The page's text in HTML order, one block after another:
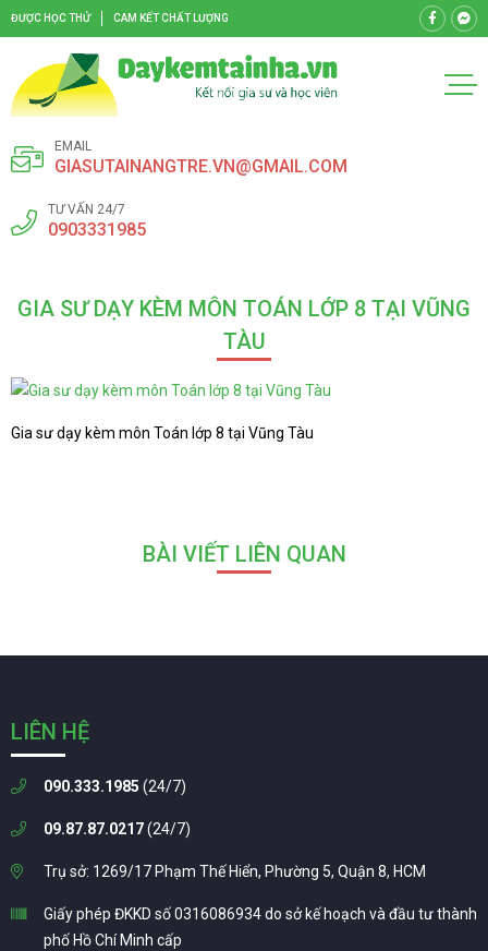
ĐƯỢC HỌC THỬ CAM KẾT CHẤT LƯỢNG
EMAIL
GIASUTAINANGTRE.VN@GMAIL.COM
TƯ VẤN 24/7
0903331985
GIA SƯ DẠY KÈM MÔN TOÁN LỚP 8 TẠI VŨNG
TÀU
Gia sư dạy kèm môn Toán lớp 8 tại Vũng Tàu
BÀI VIẾT LIÊN QUAN
LIÊN HỆ
090.333.1985 (24/7)
09.87.87.0217(24/7)
Trụ sở: 1269/17 Phạm Thế Hiển, Phường 5, Quận 8, HCM
Giấy phép ĐKKD số 0316086934 do sở kế hoạch và đầu tư thành
phố Hồ Chí Minh cấp